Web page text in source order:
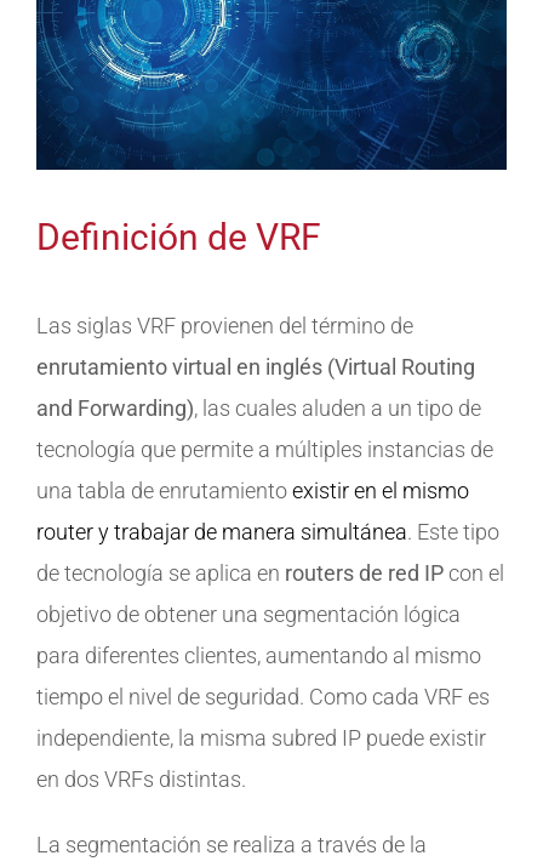
Definición de VRF
Las siglas VRF provienen del término de
enrutamiento virtual en inglés (Virtual Routing
and Forwarding), las cuales aluden a un tipo de
tecnología que permite a múltiples instancias de
una tabla de enrutamientoexistir en el mismo
router y trabajar de manera simultánea. Este tipo
de tecnología se aplica en routers de red IPcon el
objetivo de obtener una segmentación lógica
para diferentes clientes, aumentando al mismo
tiempo el nivel de seguridad. Como cada VRF es
independiente, la misma subred IP puede existir
en dos VRFs distintas.
La segmentación se realiza a través de la